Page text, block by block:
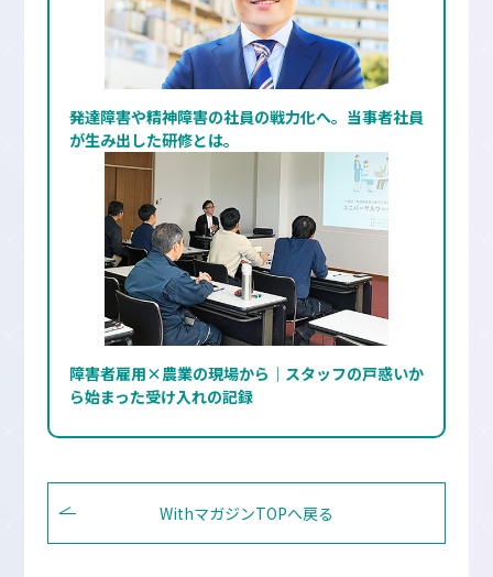
発達障害や精神障害の社員の戦力化へ。当事者社員
が生み出した研修とは。
障害者雇用×農業の現場から｜スタッフの戸惑いか
ら始まった受け入れの記録
WithマガジンTOPへ戻る